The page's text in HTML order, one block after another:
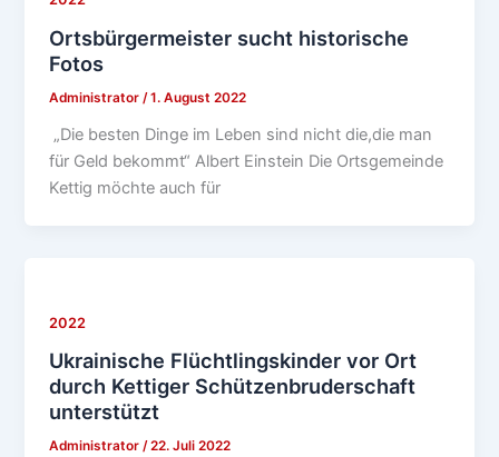
Ortsbürgermeister sucht historische
Fotos
Administrator /1. August 2022
„Die besten Dinge im Leben sind nicht die,die man
für Geld bekommt“ Albert Einstein Die Ortsgemeinde
Kettig möchte auch für
2022
Ukrainische Flüchtlingskinder vor Ort
durch Kettiger Schützenbruderschaft
unterstützt
Administrator/22. Juli 2022